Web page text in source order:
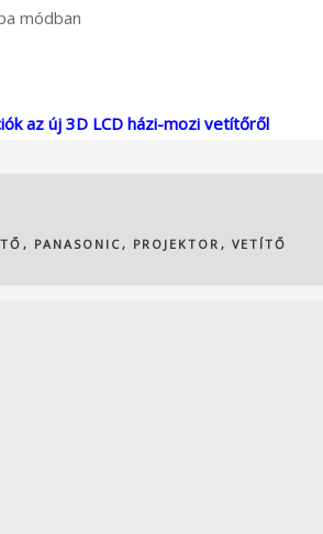
módban
az új 3D LCD házi-mozi vetítőről
, PANASONIC, PROJEKTOR , VETÍTŐ